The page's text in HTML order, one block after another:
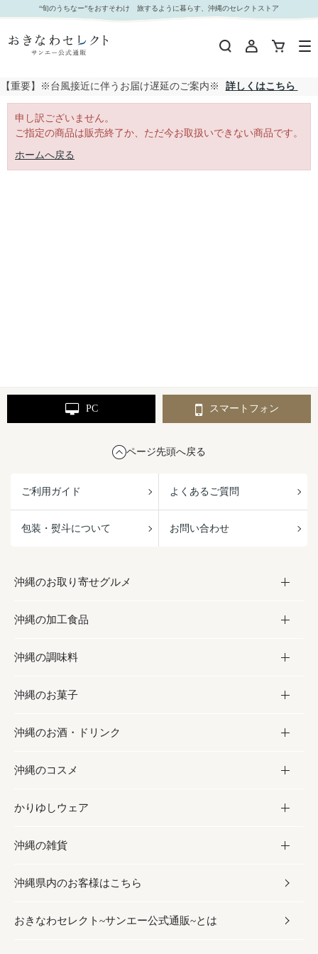
｜おきなわセレクト サンエー公式通販
“旬のうちなー”をおすそわけ 旅するように暮らす、沖縄のセレクトストア
【重要】※台風接近に伴うお届け遅延のご案内※ 詳しくはこちら
申し訳ございません。
ご指定の商品は販売終了か、ただ今お取扱いできない商品です。
ホームへ戻る
PC スマートフォン
ページ先頭へ戻る
ご利用ガイド よくあるご質問
包装・熨斗について お問い合わせ
沖縄のお取り寄せグルメ
お取り寄せグルメ
フルーツ・野菜
お肉
海産物
沖縄の加工食品
加工食品
缶詰／パウチ
沖縄料理
沖縄そば／乾麺
レトルト食品
乾物／粉類
沖縄の調味料
調味料
砂糖／黒砂糖
塩
お酢／ドレッシング
しょうゆ
みそ
だし／スパイス／島唐辛子
沖縄のお菓子
お菓子
黒糖
ちんすこう
伝統菓子
スナック
おつまみ
沖縄のお酒・ドリンク
お酒・ドリンク
泡盛
ビール・チューハイ
ワイン・ウィスキー・カクテル
ドリンク
沖縄のコスメ
コスメ
スキンケア
ボディケア
ヘアケア
かりゆしウェア
かりゆしウェア
メンズ
レディース
沖縄の雑貨
雑貨
沖縄ファッション
沖縄県内のお客様はこちら
おきなわセレクト~サンエー公式通販~とは